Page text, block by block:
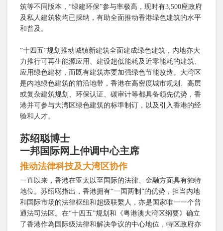
筑等不同版本，“绿建环保”参与率极高，现时有3,500座政府
及私人建筑物均已採纳，有助全面推动香港绿色建筑的水平
和普及。
“十四五”规划推动城镇新建筑全面建成绿色建筑，内地亦大
力推行可再生能源应用、建设超低能耗及近零能耗的建筑、
应用绿色建材，而既有建筑亦要加强绿色节能改造。大湾区
是内地绿色建筑的前沿地带，香港在高密度城市规划、高层
或复杂建筑规划、环保认证、碳审计等都具备领先优势，香
港并可参与大湾区绿色建筑的标準制订，以及引入香港的经
验和人才。
苏绍聪博士
一邦国际网上仲调中心主席
推动法律科技及大湾区协作
一直以来，香港在亚太以至国际的法律、金融方面具有独特
地位。苏绍聪指出，香港拥有“一国两制”的优势，担当内地
和国际市场的法律枢纽和超级联繫人，亦是国家唯一一个普
通法司法区。在“十四五”规划和《粤港澳大湾区纲要》确立
了香港作為国际级法律和解决争议的中心地位，特区政府亦